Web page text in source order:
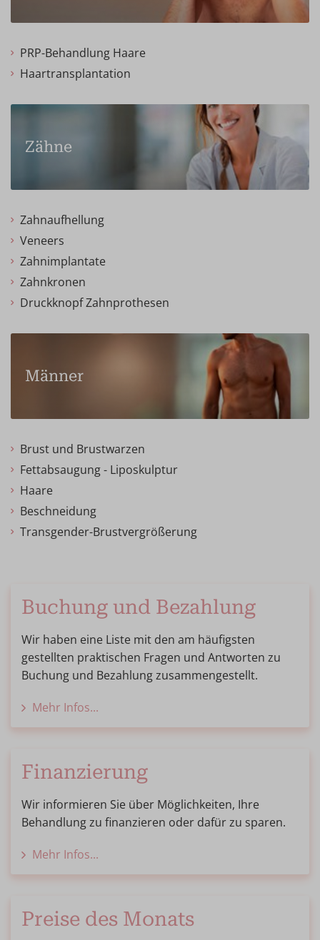
PRP-Behandlung Haare
Haartransplantation
Zähne
Zahnaufhellung
Veneers
Zahnimplantate
Zahnkronen
Druckknopf Zahnprothesen
Männer
Brust und Brustwarzen
Fettabsaugung - Liposkulptur
Haare
Beschneidung
Transgender-Brustvergrößerung
Buchung und Bezahlung
Wir haben eine Liste mit den am häufigsten
gestellten praktischen Fragen und Antworten zu
Buchung und Bezahlung zusammengestellt.
Mehr Infos...
Finanzierung
Wir informieren Sie über Möglichkeiten, Ihre
Behandlung zu finanzieren oder dafür zu sparen.
Mehr Infos...
Preise des Monats